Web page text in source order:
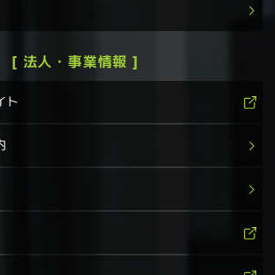
[ 法人・事業情報 ]
ト